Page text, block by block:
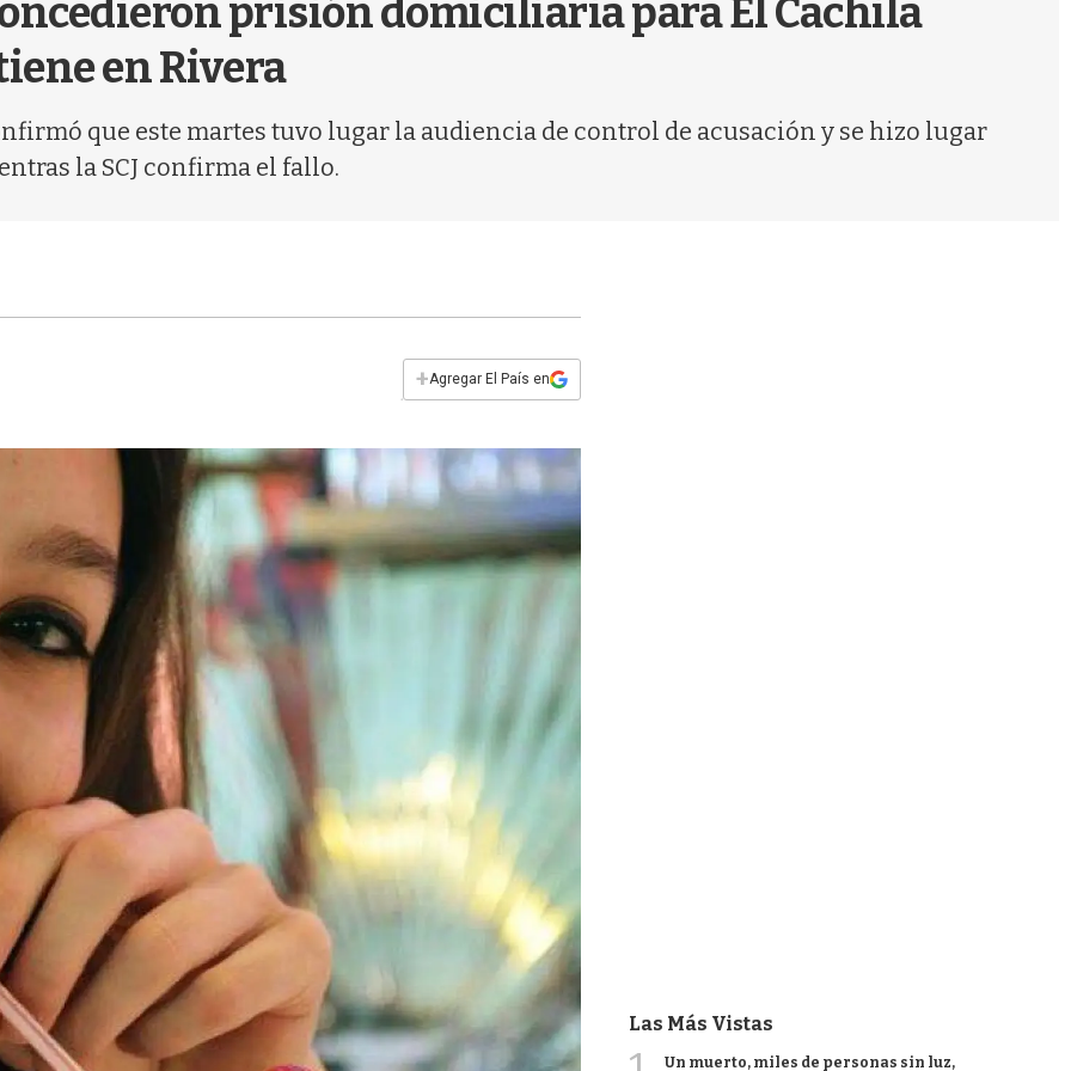
prisión domiciliaria para El Cachila
en Rivera
que este martes tuvo lugar la audiencia de control de acusación y se hizo lugar
la SCJ confirma el fallo.
+Agregar El País en
Las Más Vistas
Un muerto, miles de personas sin luz,